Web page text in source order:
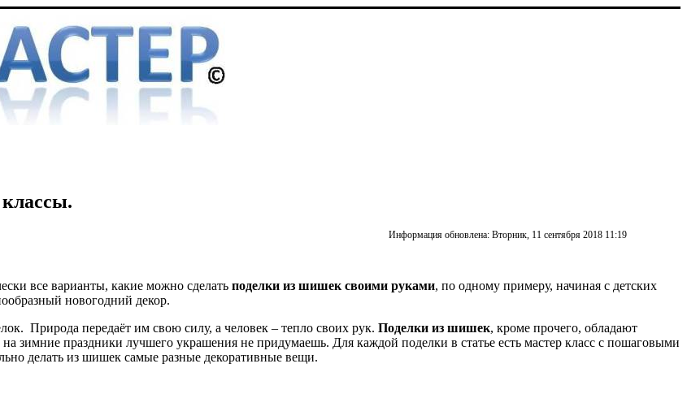
Информация обновлена: Вторник, 11 сентября 2018 11:19
все варианты, какие можно сделать поделки из шишек своими руками, по одному примеру, начиная с детских
новогодний декор.
Природа передаёт им свою силу, а человек – тепло своих рук. Поделки из шишек, кроме прочего, обладают
праздники лучшего украшения не придумаешь. Для каждой поделки в статье есть мастер класс с пошаговыми
делать из шишек самые разные декоративные вещи.